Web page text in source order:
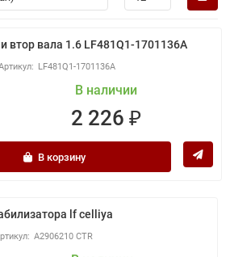
втор вала 1.6 LF481Q1-1701136A
LF481Q1-1701136A
В наличии
2 226 ₽
В корзину
lf celliya
A2906210 CTR